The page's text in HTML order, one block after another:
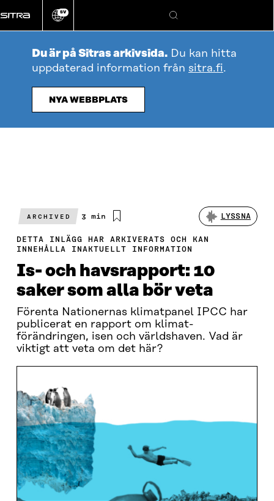
direkt
till
Ändra
språk
SV
Sök
Du är på Sitras arkivsida. Du kan hitta
uppdaterad information från sitra.fi.
NYA WEBBPLATS
ARCHIVED
Beräknad
3 min LYSSNA
DETTA INLÄGG HAR ARKIVERATS OCH KAN
INNEHÅLLA INAKTUELLT INFORMATION
Is- och havsrapport: 10
saker som alla bör veta
Förenta Nationernas klimatpanel IPCC har
publicerat en rapport om klimat­
förändringen, isen och världshaven. Vad är
viktigt att veta om det här?